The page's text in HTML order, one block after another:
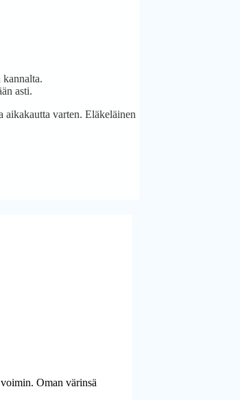
kannalta.
asti.
aikakautta varten. Eläkeläinen
Oman värinsä